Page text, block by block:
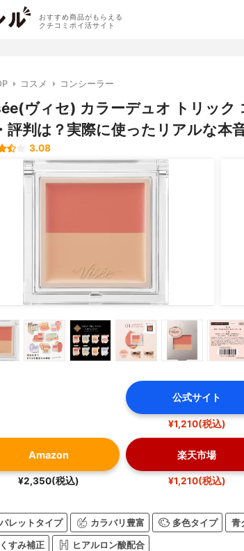
おすすめ商品がもらえる
クチコミポイ活サイト
コスメ コンシーラー
ヴィセ) カラーデュオ トリック
評判は？実際に使ったリアルな本
3.08
公式サイト
¥1,210(税込)
Amazon
¥2,350(税込)
楽天市場
¥1,210(税込)
パレットタイプ カラバリ豊富 多色タイプ 青
くすみ補正 ヒアルロン酸配合